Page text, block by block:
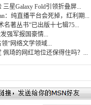
三星Galaxy Fold引领折叠屏...
：纯直播平台会死掉，红利期...
名著丛书”已出版十七辑75...
强军报国豪情...
”网络文学领域...
佩琦的网红地位还保得住吗？...